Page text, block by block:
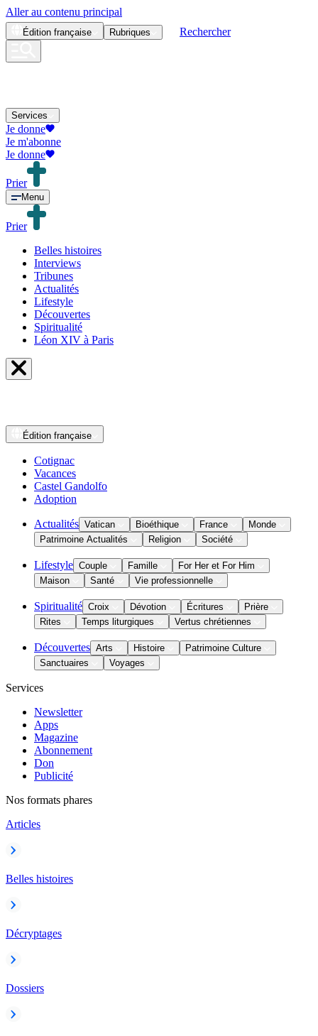
Aller au contenu principal
Édition française Rubriques Rechercher
Services
Je donne
Je m'abonne
Je donne
Prier
Menu
Prier
Belles histoires
Interviews
Tribunes
Actualités
Lifestyle
Découvertes
Spiritualité
Léon XIV à Paris
Édition française
Cotignac
Vacances
Castel Gandolfo
Adoption
Actualités Vatican Bioéthique France
Monde
Patrimoine Actualités
Religion Société
Lifestyle Couple Famille
For Her et For Him
Maison
Santé Vie professionnelle
Spiritualité Croix Dévotion Écritures
Prière
Rites
Temps liturgiques Vertus chrétiennes
Découvertes Arts Histoire
Patrimoine Culture
Sanctuaires
Voyages
Services
Newsletter
Apps
Magazine
Abonnement
Don
Publicité
Nos formats phares
Articles
Belles histoires
Décryptages
Dossiers